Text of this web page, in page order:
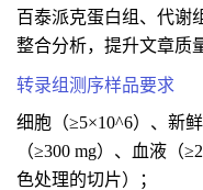
百泰派克蛋白组、代谢
整合分析，提升文章质
转录组测序样品要求
细胞（≥5×10^6）、新
（≥300 mg）、血液（
色处理的切片）；